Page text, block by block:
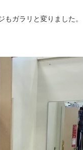
ガラリと変りました。